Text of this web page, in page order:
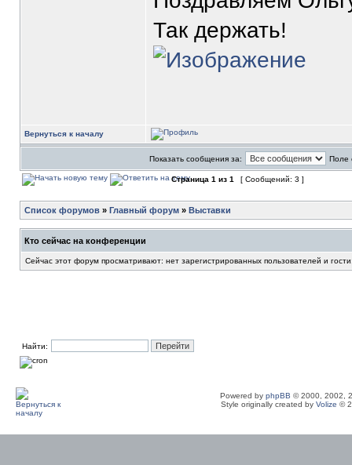
Так держать!
Вернуться к началу
Показать сообщения за: Поле
Страница 1 из 1 [ Сообщений: 3 ]
Список форумов » Главный форум » Выставки
Кто сейчас на конференции
Сейчас этот форум просматривают: нет зарегистрированных пользователей и
Найти:
Powered by phpBB © 2000, 2002,
Style originally created by Volize ©